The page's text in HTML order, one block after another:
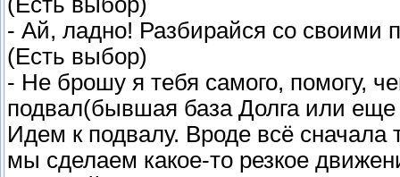
- Ай, ладно! Разбирайся со своими
(Есть выбор)
- Не брошу я тебя самого, помогу,
подвал(бывшая база Долга или
Идем к подвалу. Вроде всё сначала
мы сделаем какое-то резкое